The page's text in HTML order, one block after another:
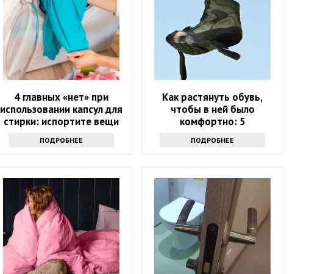
4 главных «нет» при
использовании капсул для
стирки: испортите вещи
ПОДРОБНЕЕ
Как растянуть обувь,
чтобы в ней было
комфортно: 5
действенных лайфхаков
ПОДРОБНЕЕ